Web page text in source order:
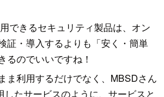
できるセキュリティ製品は、オン
証・導入するよりも「安く・簡単
るのでいいですね！
ま利用するだけでなく、MBSDさん
たサービスのように、サービスと